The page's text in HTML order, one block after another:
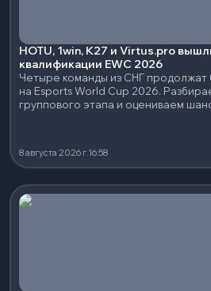
HOTU, 1win, K27 и Virtus.pro
квалификации EWC 2026
Четыре команды из СНГ продолжат
на Esports World Cup 2026.
группового этапа и оцениваем
8 августа 2026 г.16:58